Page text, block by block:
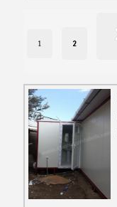
1 2